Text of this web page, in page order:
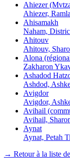
Ahiezer
Ahiezer,
Ahisamakh
Naham,
Ahitouv
Ahitouv,
Alona
Zakharon
Ashadod
Ashdod,
Avigdor
Avigdor,
Avihail
Avihail,
Aynat
Aynat, Petah
→ Retour à la liste